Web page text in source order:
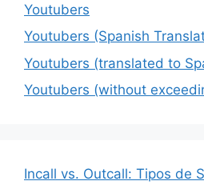
Youtubers
Youtubers (Spanish
Youtubers (translated to
Youtubers (without
Incall vs. Outcall: Tipos de